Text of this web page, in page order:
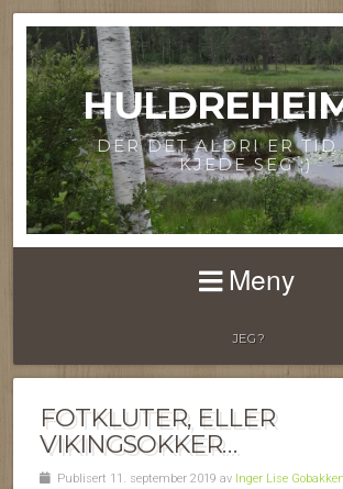
DER DET ALDRI ER TID
KJEDE SEG ;)
Meny
JEG?
FOTKLUTER, ELLER
VIKINGSOKKER…
Publisert 11. september 2019 av Inger Lise Gobakken